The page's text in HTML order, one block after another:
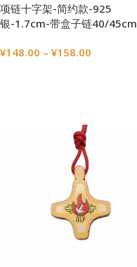
项链十字架-简约款-925
银-1.7cm-带盒子链40/45cm
¥148.00 – ¥158.00